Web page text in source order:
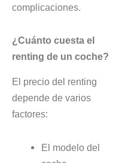
complicaciones.
¿Cuánto cuesta el
renting de un coche?
El precio del renting
depende de varios
factores:
El modelo del